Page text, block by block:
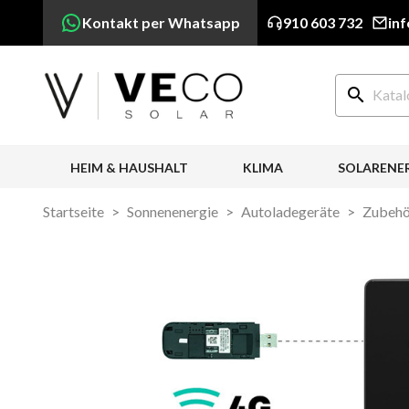
Kontakt per Whatsapp 910 603 732
search
HEIM & HAUSHALT KLIMA
Startseite Sonnenenergie Autoladegeräte